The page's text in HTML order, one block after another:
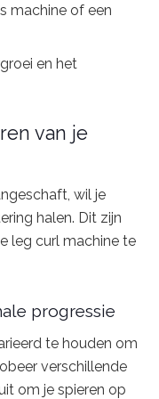
machine of een
en het
van je
wil je
halen. Dit zijn
leg curl machine te
progressie
te houden om
verschillende
om je spieren op